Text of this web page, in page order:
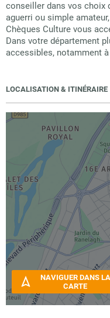
conseiller dans vos choix
aguerri ou simple
Chèques Culture vous
Dans votre département
accessibles, notamment à
LOCALISATION & ITINÉRAIRE
NAVIGUER DANS LA
CARTE